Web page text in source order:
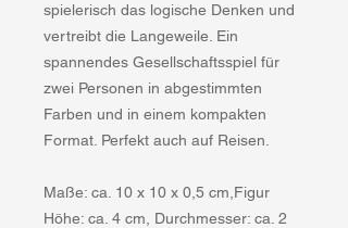
spielerisch das logische Denken und
vertreibt die Langeweile. Ein
spannendes Gesellschaftsspiel für
zwei Personen in abgestimmten
Farben und in einem kompakten
Format. Perfekt auch auf Reisen.
Maße: ca. 10 x 10 x 0,5 cm,Figur
Höhe: ca. 4 cm, Durchmesser: ca. 2